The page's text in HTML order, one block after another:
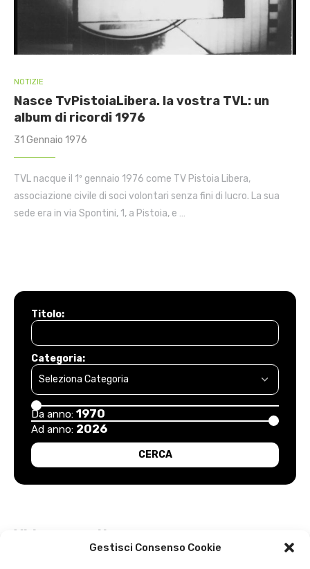
Gestisci Consenso Cookie
NOTIZIE
Nasce TvPistoiaLibera. la vostra TVL: un
album di ricordi 1976
31 Gennaio 1976
TVL nacque il 1º gennaio 1976 come TV Pistoia Libera,
associazione civile di soci volontari senza fini di lucro. La sua
sede era in via Spontini, 1, a Pistoia, e …
Titolo:
Categoria:
Da anno: 1970
Ad anno: 2026
Video recenti